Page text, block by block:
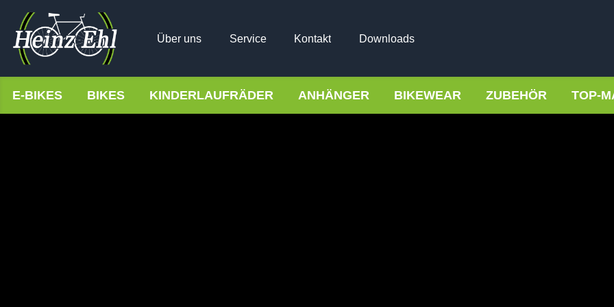
Über uns Service Kontakt Downloads
E-BIKES BIKES KINDERLAUFRÄDER ANHÄNGER BIKEWEAR ZUBEHÖR TOP-